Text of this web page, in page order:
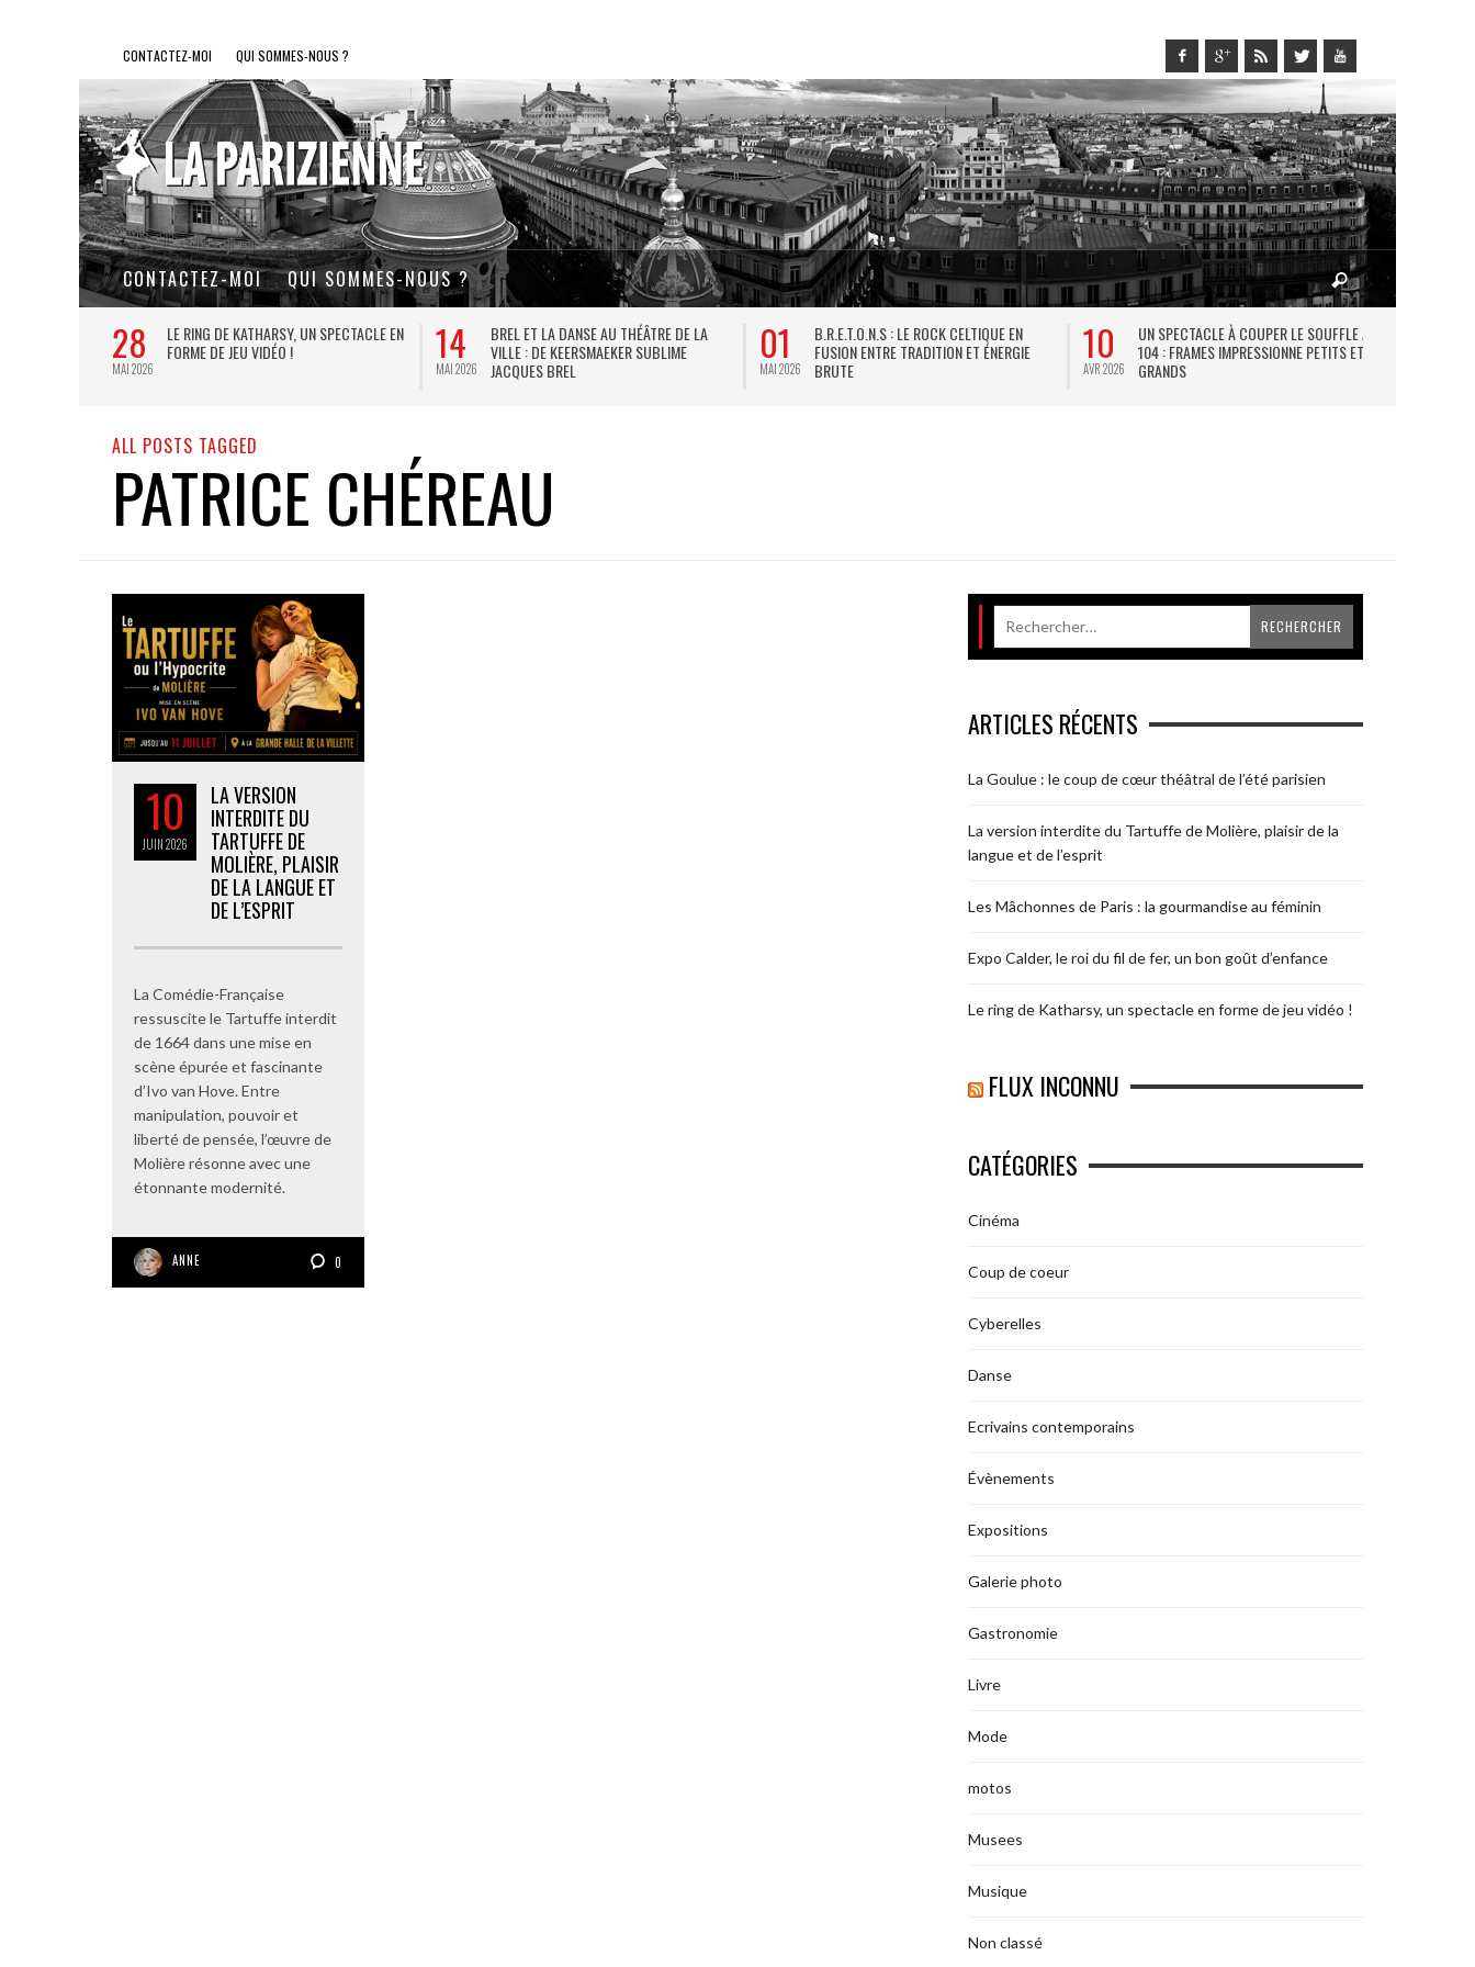
CONTACTEZ-MOI QUI SOMMES-NOUS ?
CONTACTEZ-MOI QUI SOMMES-NOUS ?
28
MAI 2026
LE RING DE KATHARSY, UN SPECTACLE EN
FORME DE JEU VIDÉO !
14
MAI 2026
BREL ET LA DANSE AU THÉÂTRE DE LA
VILLE : DE KEERSMAEKER SUBLIME
JACQUES BREL
01
MAI 2026
B.R.E.T.O.N.S : LE ROCK CELTIQUE EN
FUSION ENTRE TRADITION ET ÉNERGIE
BRUTE
10
AVR 2026
UN SPECTACLE À COUPER LE SOUFFLE AU
104 : FRAMES IMPRESSIONNE PETITS ET
GRANDS
ALL POSTS TAGGED
PATRICE CHÉREAU
10
JUIN2026
LA VERSION
INTERDITE DU
TARTUFFE DE
MOLIÈRE, PLAISIR
DE LA LANGUE ET
DE L’ESPRIT
La Comédie-Française
ressuscite le Tartuffe interdit
de 1664 dans une mise en
scène épurée et fascinante
d’Ivo van Hove. Entre
manipulation, pouvoir et
liberté de pensée, l’œuvre de
Molière résonne avec une
étonnante modernité.
ANNE 0
ARTICLES RÉCENTS
La Goulue : le coup de cœur théâtral de l’été parisien
La version interdite du Tartuffe de Molière, plaisir de la
langue et de l’esprit
Les Mâchonnes de Paris : la gourmandise au féminin
Expo Calder, le roi du fil de fer, un bon goût d’enfance
Le ring de Katharsy, un spectacle en forme de jeu vidéo !
FLUX INCONNU
CATÉGORIES
Cinéma
Coup de coeur
Cyberelles
Danse
Ecrivains contemporains
Évènements
Expositions
Galerie photo
Gastronomie
Livre
Mode
motos
Musees
Musique
Non classé